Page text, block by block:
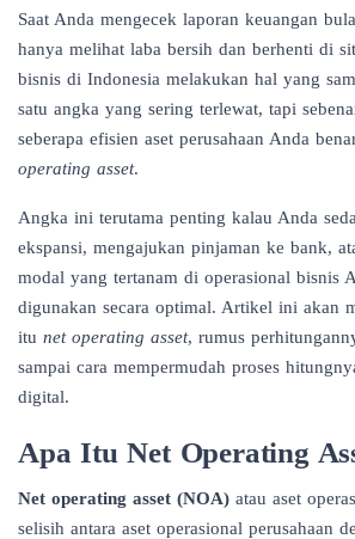
Saat Anda mengecek laporan keuangan
hanya melihat laba bersih dan berhenti di
bisnis di Indonesia melakukan hal yang
satu angka yang sering terlewat, tapi
seberapa efisien aset perusahaan Anda
operating asset.
Angka ini terutama penting kalau Anda
ekspansi, mengajukan pinjaman ke bank,
modal yang tertanam di operasional bisnis
digunakan secara optimal. Artikel ini akan
itu net operating asset, rumus
sampai cara mempermudah proses
digital.
Apa Itu Net Operating
Net operating asset (NOA) atau aset
selisih antara aset operasional perusahaan